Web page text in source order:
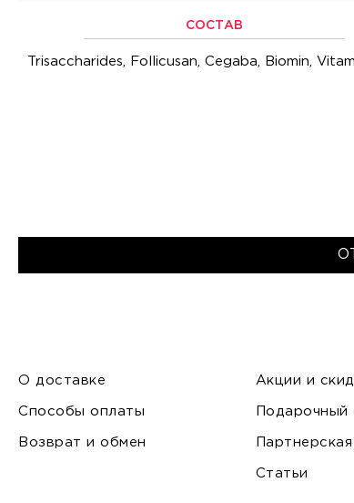
СОСТАВ
Trisaccharides, Follicusan, Cegaba, Biomin,
О доставке
Способы оплаты
Возврат и обмен
Акции и
Подарочный
Статьи